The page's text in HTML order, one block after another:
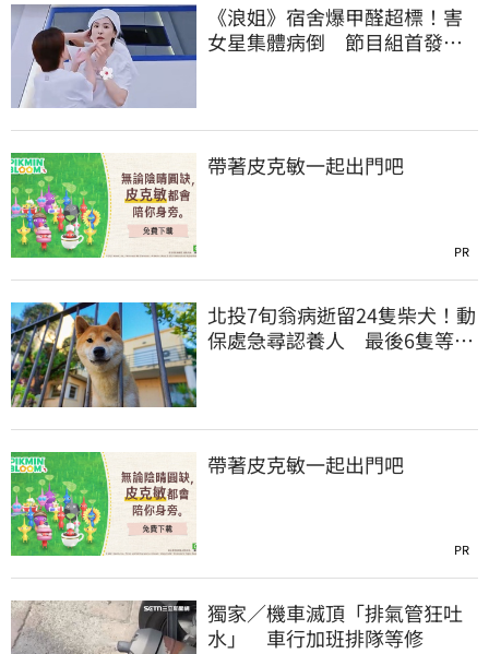
《浪姐》宿舍爆甲醛超標！害
女星集體病倒 節目組首發聲
帶著皮克敏一起出門吧
PR
北投7旬翁病逝留24隻柴犬！動
保處急尋認養人 最後6隻等新
帶著皮克敏一起出門吧
PR
獨家／機車滅頂「排氣管狂吐
水」 車行加班排隊等修